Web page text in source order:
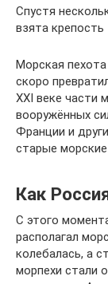
Спустя
взята
Морская
скоро
XXI веке части
вооружённых
Франции и
старые
Как
С этого
располагал
колебалась, а
морпехи стали